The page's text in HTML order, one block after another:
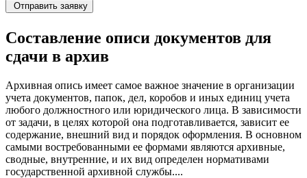
Отправить заявку
Составление описи документов для
сдачи в архив
Архивная опись имеет самое важное значение в организации
учета документов, папок, дел, коробов и иных единиц учета
любого должностного или юридического лица. В зависимости
от задачи, в целях которой она подготавливается, зависит ее
содержание, внешний вид и порядок оформления. В основном
самыми востребованными ее формами являются архивные,
сводные, внутренние, и их вид определен нормативами
государственной архивной службы....